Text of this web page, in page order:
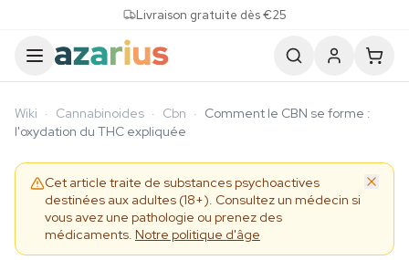
Livraison gratuite dès €25
Wiki · Cannabinoides · Cbn · Comment le CBN se forme :
l'oxydation du THC expliquée
Cet article traite de substances psychoactives
destinées aux adultes (18+). Consultez un médecin si
vous avez une pathologie ou prenez des
médicaments. Notre politique d'âge